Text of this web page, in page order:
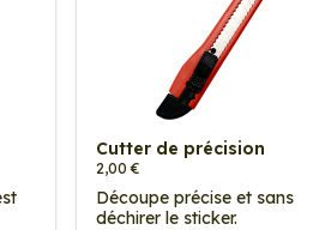
Cutter de précision
2,00 €
Découpe précise et sans
déchirer le sticker.